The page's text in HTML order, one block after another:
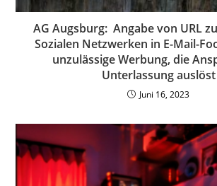
AG Augsburg: Angabe von URL
Sozialen Netzwerken in E-Mail-
unzulässige Werbung, die
Unterlassung auslöst
Juni 16, 2023